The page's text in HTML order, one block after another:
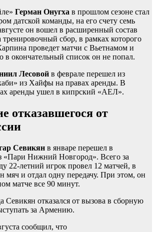
Герман Онугха в прошлом сезоне стал
датской команды, на его счету семь
он вошел в расширенный состав
сбор, в рамках которого
проведет матчи с Вьетнамом и
в окончательный список он не попал.
Лесовой в феврале перешел из
из Хайфы на правах аренды. В
аренды ушел в кипрский «АЕЛ».
отказавшегося от
Севикян в январе перешел в
«Пари Нижний Новгород». Всего за
22-летний игрок провел 12 матчей, в
мяч и отдал одну передачу. При этом, он
матче все 90 минут.
Севикян отказался от вызова в сборную
за Армению.
сообщил, что